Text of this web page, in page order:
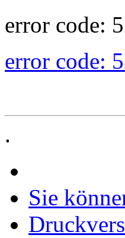
error code:
error code:
.
Sie